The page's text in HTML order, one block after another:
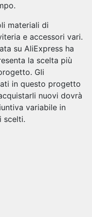
materiali di
e accessori vari.
su AliExpress ha
la scelta più
Gli
in questo progetto
nuovi dovrà
variabile in
scelti.